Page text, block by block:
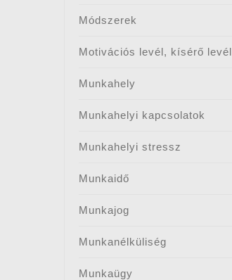
Módszerek
Motivációs levél, kísérő levél
Munkahely
Munkahelyi kapcsolatok
Munkahelyi stressz
Munkaidő
Munkajog
Munkanélküliség
Munkaügy